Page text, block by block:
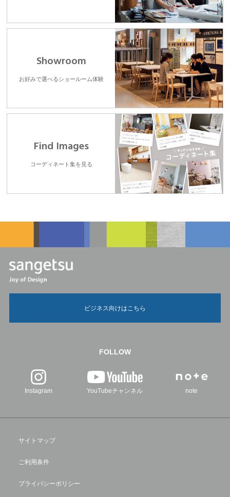
Showroom
お好みで選べるショールーム体験
Find Images
コーディネート集を見る
ビジネス向けはこちら
FOLLOW
Instagram YouTubeチャンネル note
サイトマップ
ご利用条件
プライバシーポリシー